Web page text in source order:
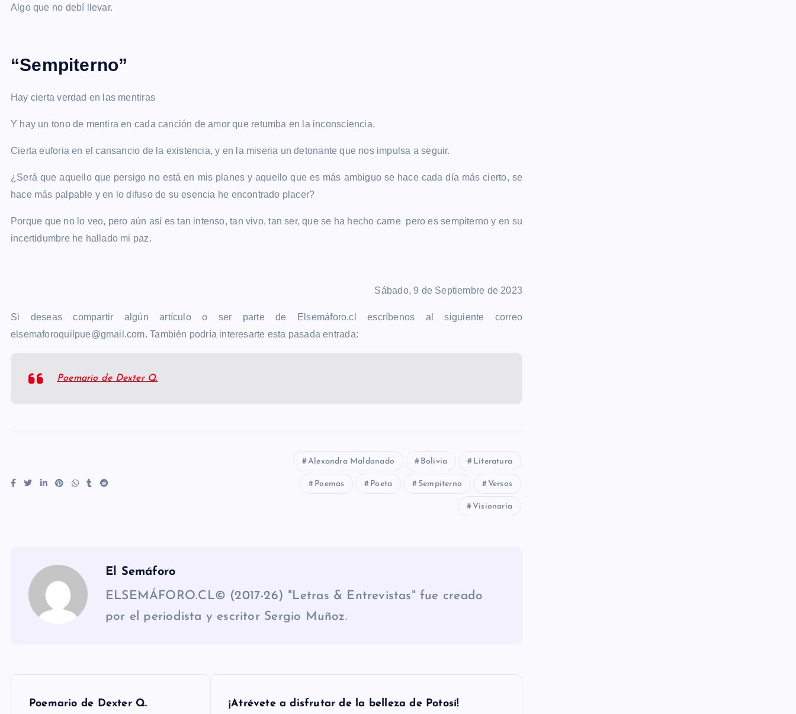
Algo que no debí llevar.
“Sempiterno”
Hay cierta verdad en las mentiras
Y hay un tono de mentira en cada canción de amor que retumba en la inconsciencia.
Cierta euforia en el cansancio de la existencia, y en la miseria un detonante que nos impulsa a seguir.
¿Será que aquello que persigo no está en mis planes y aquello que es más ambiguo se hace cada día más cierto, se
hace más palpable y en lo difuso de su esencia he encontrado placer?
Porque que no lo veo, pero aún así es tan intenso, tan vivo, tan ser, que se ha hecho carne pero es sempiterno y en su
incertidumbre he hallado mi paz.
Sábado, 9 de Septiembre de 2023
Si deseas compartir algún artículo o ser parte de Elsemáforo.cl escríbenos al siguiente correo
elsemaforoquilpue@gmail.com. También podría interesarte esta pasada entrada:
Poemario de Dexter Q.
Alexandra Maldonado Bolivia Literatura
Poemas Poeta Sempiterno Versos
Visionaria
El Semáforo
ELSEMÁFORO.CL© (2017-26) "Letras & Entrevistas" fue creado
por el periodista y escritor Sergio Muñoz.
Poemario de Dexter Q. ¡Atrévete a disfrutar de la belleza de Potosí!